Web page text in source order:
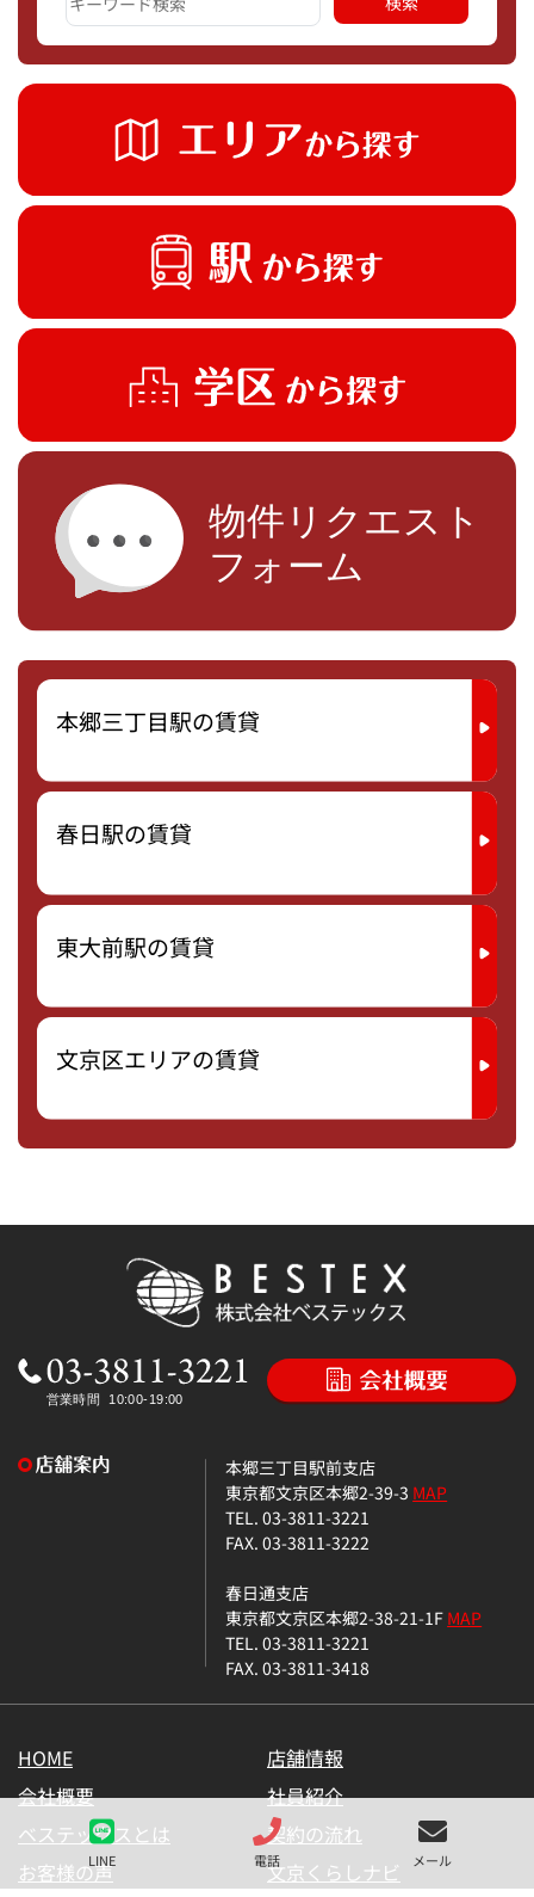
LINE 電話 メール
本郷三丁目駅の賃貸
春日駅の賃貸
東大前駅の賃貸
文京区エリアの賃貸
本郷三丁目駅前支店
東京都文京区本郷2-39-3 MAP
TEL. 03-3811-3221
FAX. 03-3811-3222
春日通支店
東京都文京区本郷2-38-21-1FMAP
TEL. 03-3811-3221
FAX. 03-3811-3418
HOME
店舗情報
会社概要
社員紹介
ベステックスとは
契約の流れ
お客様の声
文京くらしナビ